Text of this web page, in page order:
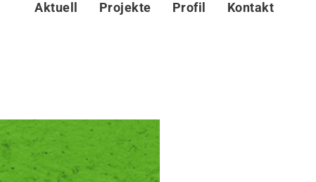
Aktuell Projekte Profil Kontakt